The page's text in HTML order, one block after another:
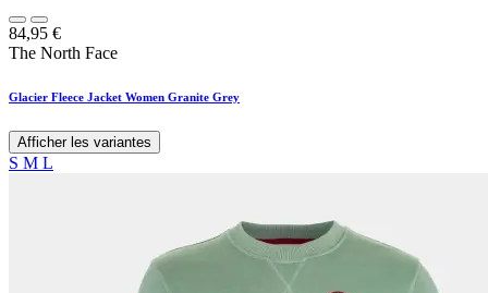
84,95 €
The North Face
Glacier Fleece Jacket Women Granite Grey
Afficher les variantes
S M L